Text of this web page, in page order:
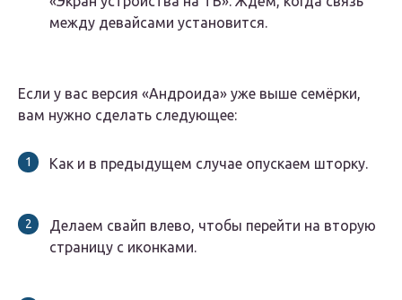
между девайсами установится.
Если у вас версия «Андроида» уже выше семёрки,
вам нужно сделать следующее:
Как и в предыдущем случае опускаем шторку.
Делаем свайп влево, чтобы перейти на вторую
страницу с иконками.